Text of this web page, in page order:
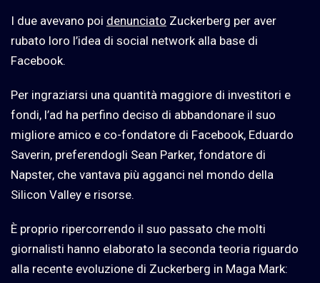
I due avevano poi denunciato Zuckerberg per aver
rubato loro l’idea di social network alla base di
Facebook.
Per ingraziarsi una quantità maggiore di investitori e
fondi, l’ad ha perfino deciso di abbandonare il suo
migliore amico e co-fondatore di Facebook, Eduardo
Saverin, preferendogli Sean Parker, fondatore di
Napster, che vantava più agganci nel mondo della
Silicon Valley e risorse.
È proprio ripercorrendo il suo passato che molti
giornalisti hanno elaborato la seconda teoria riguardo
alla recente evoluzione di Zuckerberg in Maga Mark: